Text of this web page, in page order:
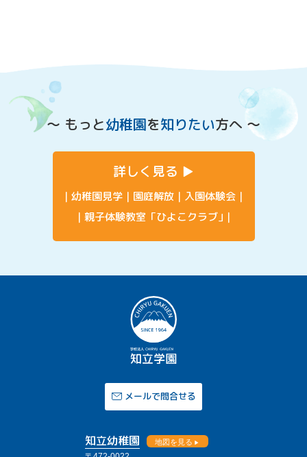
〜 もっと幼稚園を知りたい方へ 〜
詳しく見る
幼稚園見学 園庭解放
入園体験会
親子体験教室「ひよこクラブ」
メールで問合せる
知立幼稚園 地図を見る